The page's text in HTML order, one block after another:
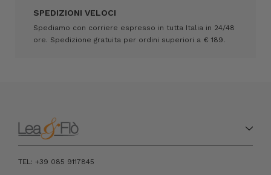
SPEDIZIONI VELOCI
Spediamo con corriere espresso in tutta Italia in 24/48
ore. Spedizione gratuita per ordini superiori a € 189.
TEL: +39 085 9117845